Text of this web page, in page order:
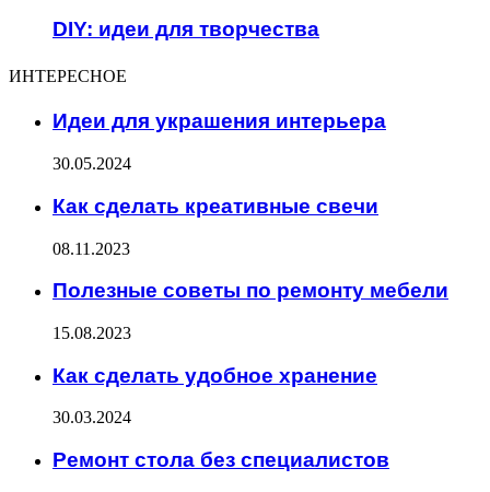
DIY: идеи для творчества
ИНТЕРЕСНОЕ
Идеи для украшения интерьера
30.05.2024
Как сделать креативные свечи
08.11.2023
Полезные советы по ремонту мебели
15.08.2023
Как сделать удобное хранение
30.03.2024
Ремонт стола без специалистов